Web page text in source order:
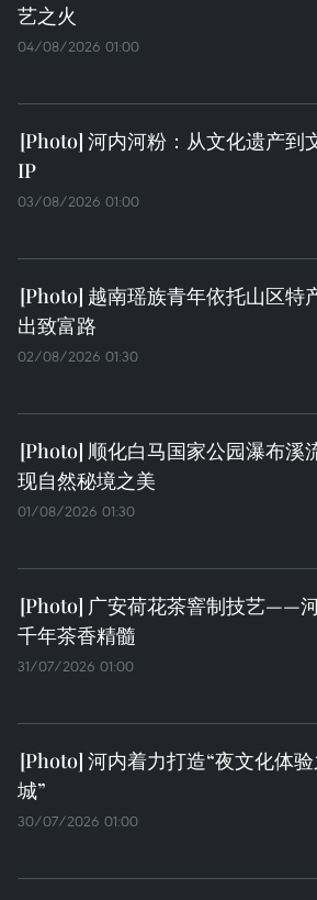
艺之火
04/08/2026 01:00
河内河粉：从文化遗产到
IP
03/08/2026 01:00
越南瑶族青年依托山区特
出致富路
02/08/2026 01:30
顺化白马国家公园瀑布溪
现自然秘境之美
01/08/2026 01:30
广安荷花茶窨制技艺——
千年茶香精髓
31/07/2026 01:00
河内着力打造“夜文化体验
城”
30/07/2026 01:00